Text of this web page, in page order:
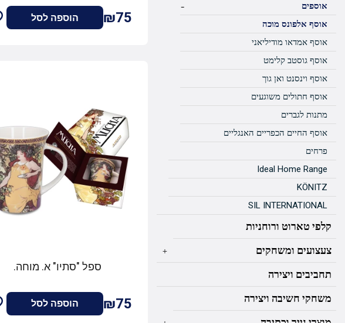
אוספים -
אוסף אלפונס מוכה
אוסף אמדאו מודיליאני
אוסף גוסטב קלימט
אוסף וינסנט ואן גוך
אוסף חתולים משוגעים
מתנות לגברים
אוסף החיים הכפריים האנגליים
פרחים
Ideal Home Range
KÖNITZ
SIL INTERNATIONAL
קלפי טארוט ורוחניות
צעצועים ומשחקים
+
תחביבים ויצירה
משחקי חשיבה ויצירה
₪75 הוספה לסל
ספל "סתיו" א. מוחה.
₪75 הוספה לסל